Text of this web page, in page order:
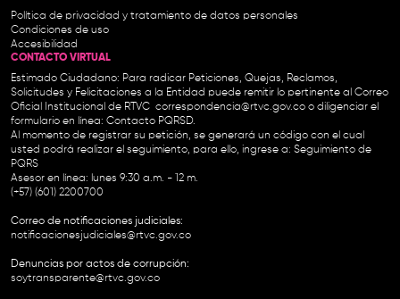
Política de privacidad y tratamiento de datos personales
Condiciones de uso
Accesibilidad
CONTACTO VIRTUAL
Estimado Ciudadano: Para radicar Peticiones, Quejas, Reclamos,
Solicitudes y Felicitaciones a la Entidad puede remitir lo pertinente al Correo
Oficial Institucional de RTVC correspondencia@rtvc.gov.co o diligenciar el
formulario en línea: Contacto PQRSD.
Al momento de registrar su petición, se generará un código con el cual
usted podrá realizar el seguimiento, para ello, ingrese a: Seguimiento de
PQRS
Asesor en línea: lunes 9:30 a.m. - 12 m.
(+57) (601) 2200700
Correo de notificaciones judiciales:
notificacionesjudiciales@rtvc.gov.co
Denuncias por actos de corrupción:
soytransparente@rtvc.gov.co